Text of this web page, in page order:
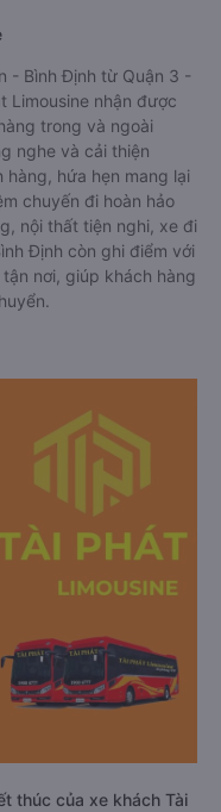
- Bình Định từ Quận 3 -
Limousine nhận được
trong và ngoài
nghe và cải thiện
hứa hẹn mang lại
chuyến đi hoàn hảo
nội thất tiện nghi, xe đi
Định còn ghi điểm với
nơi, giúp khách hàng
thúc của xe khách Tài